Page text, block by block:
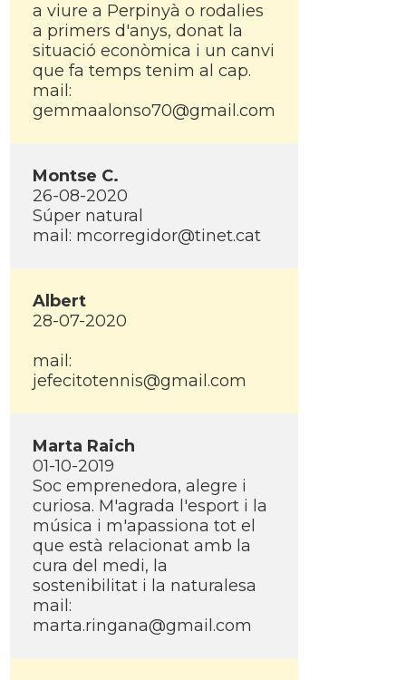
a viure a Perpinyà o rodalies
a primers d'anys, donat la
situació econòmica i un canvi
que fa temps tenim al cap.
mail:
gemmaalonso70@gmail.com
Montse C.
26-08-2020
Súper natural
mail: mcorregidor@tinet.cat
Albert
28-07-2020
mail:
jefecitotennis@gmail.com
Marta Raich
01-10-2019
Soc emprenedora, alegre i
curiosa. M'agrada l'esport i la
música i m'apassiona tot el
que està relacionat amb la
cura del medi, la
sostenibilitat i la naturalesa
mail:
marta.ringana@gmail.com